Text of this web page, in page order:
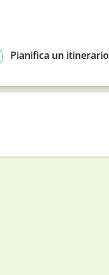
Pianifica un itinerario